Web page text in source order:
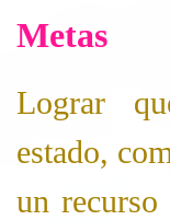
Metas
Lograr
estado,
un